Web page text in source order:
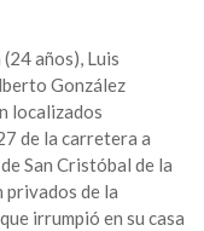
años), Luis
González
localizados
de la carretera a
San Cristóbal de la
de la
irrumpió en su casa